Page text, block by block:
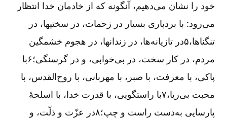
خود را نشان می‌دهیم، آنگونه که از خادمان خدا انتظار
می‌رود: با بردباری بسیار در زحمات، در سختیها، در
تنگناها،۵در تازیانه‌ها، در زندانها، در هجوم خشمگین
مردم، در کار سخت، در بی‌خوابی، و در گرسنگی؛۶با
پاکی، با معرفت، با صبر، با مهربانی، با روح‌القدس، با
محبت بی‌ریا،۷با راستگویی، با قدرت خدا، با اسلحۀ
پارسایی به‌دست راست و چپ؛۸در عزّت و ذلّت، و